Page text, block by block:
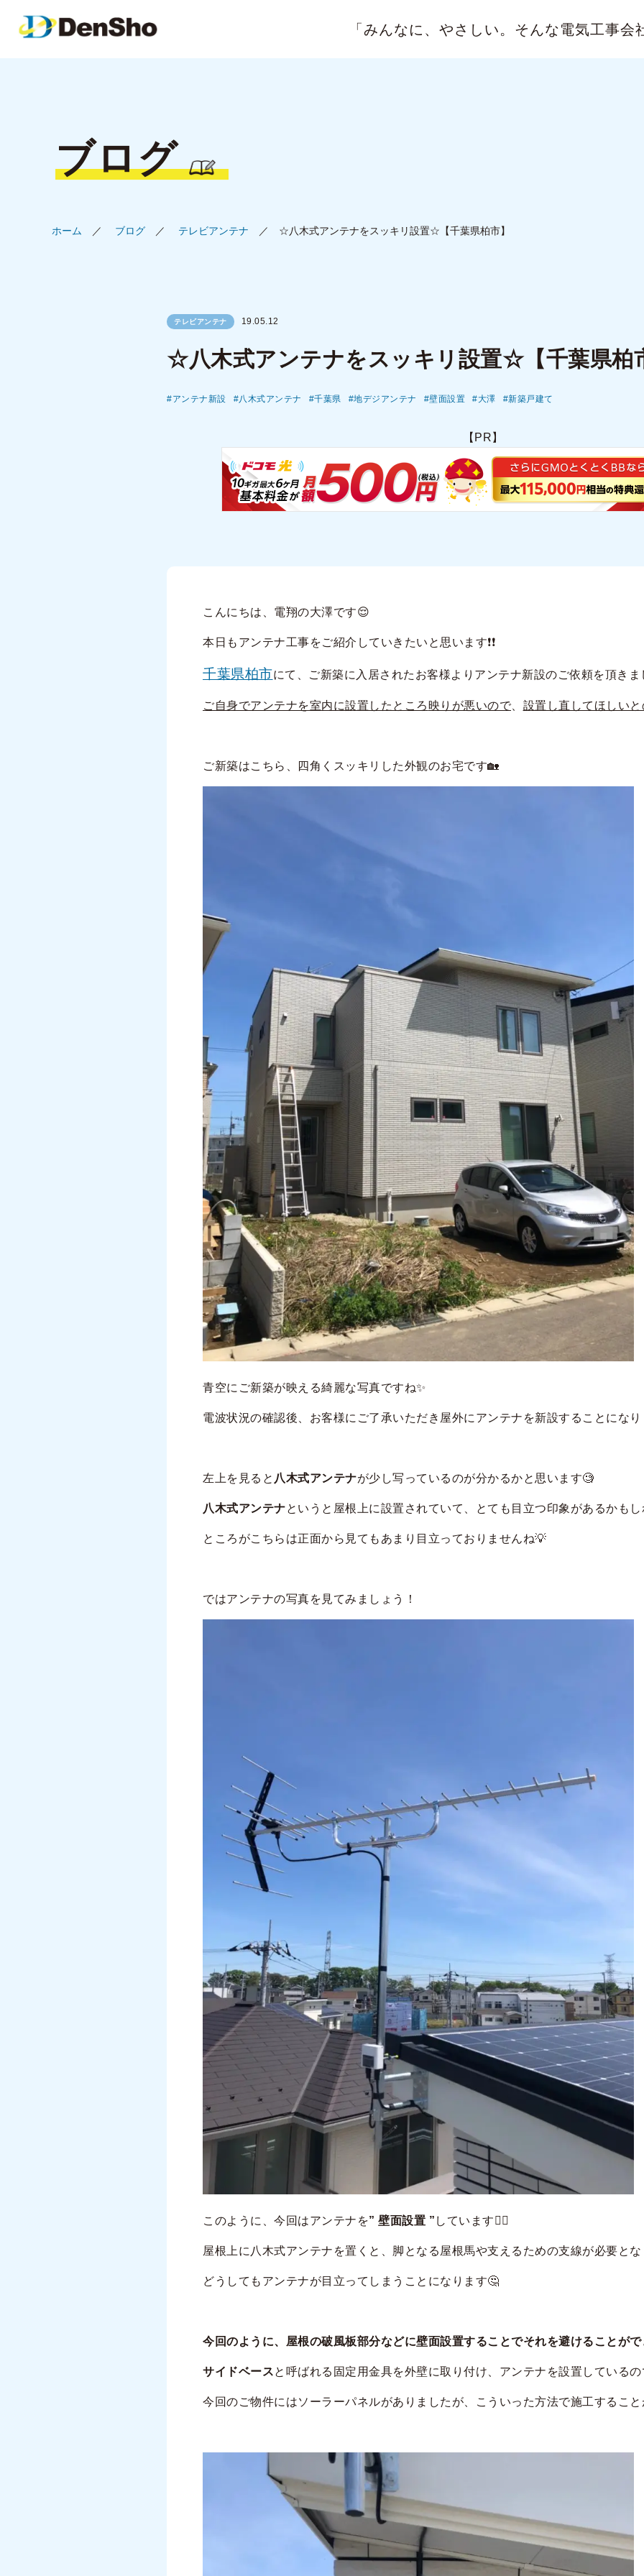
「みんなに、やさしい。 そんな電気工事会
ブログ
ホーム ブログ テレビアンテナ ☆八木式アンテナをスッキリ設置☆【千葉県柏市】
テレビアンテナ 19.05.12
☆八木式アンテナをスッキリ設置☆【千葉県柏
アンテナ新設 八木式アンテナ 千葉県 地デジアンテナ 壁面設置 大澤 新築戸建て
【PR】
こんにちは、電翔の大澤です😌
本日もアンテナ工事をご紹介していきたいと思います❗❗
千葉県柏市にて、ご新築に入居されたお客様よりアンテナ新設のご依頼を頂きま
ご自身でアンテナを室内に設置したところ 映りが悪いので、 設置し直してほしい
ご新築はこちら、四角くスッキリした外観のお宅です🏡
青空にご新築が映える綺麗な写真ですね✨
電波状況の確認後、お客様にご了承いただき屋外にアンテナを新設することにな
左上を見ると 八木式アンテナが少し写っているのが分かるかと思います🧐
八木式アンテナというと屋根上に設置されていて、とても目立つ印象があるかも
ところがこちらは正面から見てもあまり目立っておりませんね💡
ではアンテナの写真を見てみましょう！
このように、今回はアンテナを” 壁面設置 ” しています💁‍♂️
屋根上に八木式アンテナを置くと、脚となる屋根馬や支えるための支線が必要とな
どうしてもアンテナが目立ってしまうことになります🤔
今回のように、屋根の破風板部分などに壁面設置することでそれを避けることがで
サイドベースと呼ばれる固定用金具を外壁に取り付け、アンテナを設置している
今回のご物件にはソーラーパネルがありましたが、こういった方法で施工するこ